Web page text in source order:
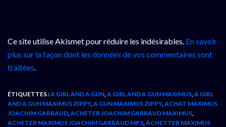
Ce site utilise Akismet pour réduire les indésirables. En savoir
plus sur la façon dont les données de vos commentaires sont
traitées.
ÉTIQUETTES :A GIRL AND A GUN A GIRL AND A GUN MAXIMUS A GIRL
AND A GUN MAXIMUS ZIPPY, A GUN MAXIMUS ZIPPY, ACHAT MAXIMUS
JOACHIM GARRAUD ACHETER JOACHIM GARRAUD MAXIMUS
ACHETER MAXIMUS JOACHIM GARRAUD MP3 ACHETTER MAXIMUS